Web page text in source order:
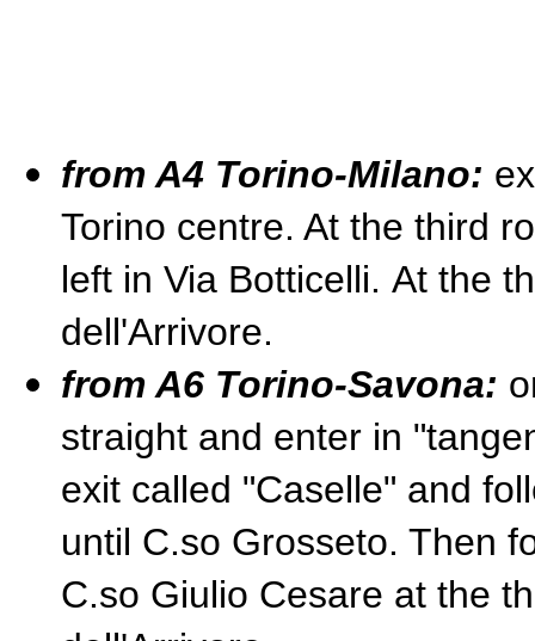
from A4 Torino-Milano:
Torino centre. At the third
left in Via Botticelli. At the
dell'Arrivore.
from A6 Torino-Savona:
straight and enter in
exit called "Caselle" and
until C.so Grosseto. Then
C.so Giulio Cesare at the